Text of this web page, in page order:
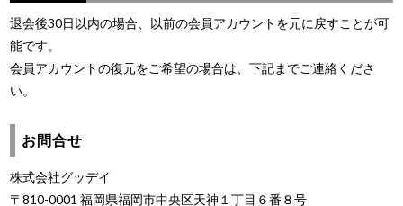
退会後30日以内の場合、以前の会員アカウントを元に戻すことが可
能です。
会員アカウントの復元をご希望の場合は、下記までご連絡くださ
い。
お問合せ
株式会社グッデイ
〒810-0001 福岡県福岡市中央区天神１丁目６番８号